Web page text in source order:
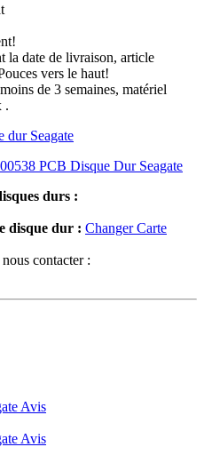
la date de livraison, article
vers le haut!
de 3 semaines, matériel
.
dur Seagate
PCB Disque Dur Seagate
durs :
disque dur : Changer Carte
contacter :
Avis
Avis